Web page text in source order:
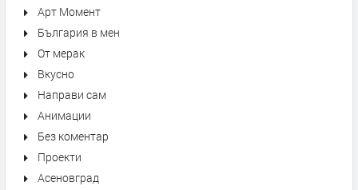
Арт Момент
България в мен
От мерак
Вкусно
Направи сам
Анимации
Без коментар
Проекти
Асеновград